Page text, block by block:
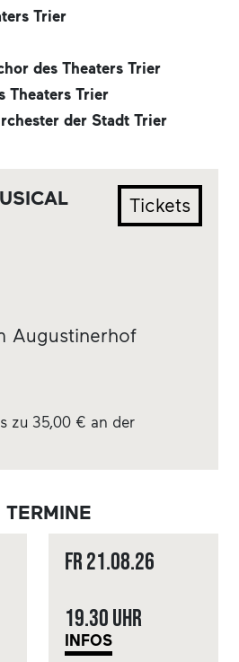
Trier
des Theaters Trier
Theaters Trier
der Stadt Trier
Tickets
Augustinerhof
zu 35,00 € an der
Fr21.08.26
19.30 Uhr
INFOS